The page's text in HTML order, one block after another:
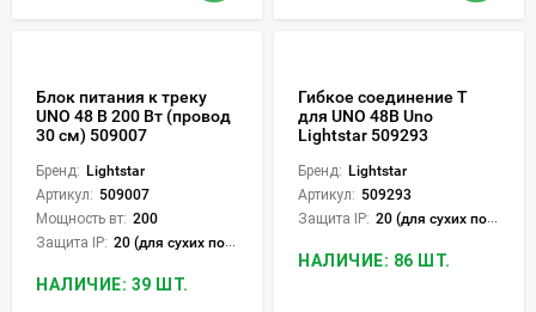
Блок питания к треку
UNO 48 В 200 Вт (провод
30 см) 509007
Бренд: Lightstar
Артикул: 509007
Мощность вт: 200
Защита IP: 20 (для сухих пом.)
НАЛИЧИЕ: 39 ШТ.
Гибкое соединение T
для UNO 48В Uno
Lightstar 509293
Бренд: Lightstar
Артикул: 509293
Защита IP: 20 (для сухих пом.)
НАЛИЧИЕ: 86 ШТ.